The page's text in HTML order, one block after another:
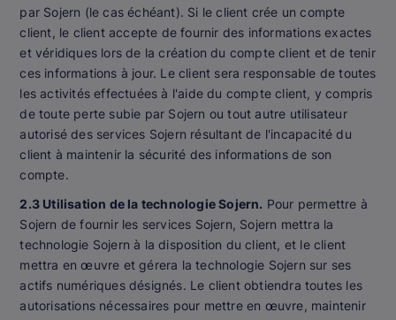
par Sojern (le cas échéant). Si le client crée un compte
client, le client accepte de fournir des informations exactes
et véridiques lors de la création du compte client et de tenir
ces informations à jour. Le client sera responsable de toutes
les activités effectuées à l'aide du compte client, y compris
de toute perte subie par Sojern ou tout autre utilisateur
autorisé des services Sojern résultant de l'incapacité du
client à maintenir la sécurité des informations de son
compte.
2.3 Utilisation de la technologie Sojern. Pour permettre à
Sojern de fournir les services Sojern, Sojern mettra la
technologie Sojern à la disposition du client, et le client
mettra en œuvre et gérera la technologie Sojern sur ses
actifs numériques désignés. Le client obtiendra toutes les
autorisations nécessaires pour mettre en œuvre, maintenir